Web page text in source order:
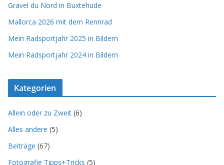
Gravel du Nord in Buxtehude
Mallorca 2026 mit dem Rennrad
Mein Radsportjahr 2025 in Bildern
Mein Radsportjahr 2024 in Bildern
Kategorien
Allein oder zu Zweit (6)
Alles andere (5)
Beiträge (67)
Fotografie Tipps+Tricks (5)